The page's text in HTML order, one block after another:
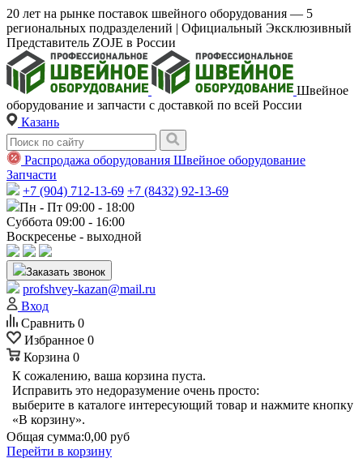
20 лет на рынке поставок швейного оборудования — 5
региональных подразделений | Официальный Эксклюзивный
Представитель ZOJE в России
Швейное
оборудование и запчасти с доставкой по всей России
Казань
Распродажа оборудования Швейное оборудование
Запчасти
+7 (904) 712-13-69 +7 (8432) 92-13-69
Пн - Пт 09:00 - 18:00
Суббота 09:00 - 16:00
Воскресенье - выходной
Заказать звонок
profshvey-kazan@mail.ru
Вход
Сравнить 0
Избранное 0
Корзина 0
К сожалению, ваша корзина пуста.
Исправить это недоразумение очень просто:
выберите в каталоге интересующий товар и нажмите кнопку
«В корзину».
Общая сумма:0,00 руб
Перейти в корзину